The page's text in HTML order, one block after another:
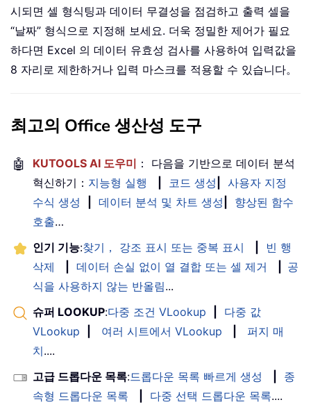
시되면 셀 형식팅과 데이터 무결성을 점검하고 출력 셀을
“날짜” 형식으로 지정해 보세요. 더욱 정밀한 제어가 필요
하다면 Excel 의 데이터 유효성 검사를 사용하여 입력값을
8 자리로 제한하거나 입력 마스크를 적용할 수 있습니다。
최고의 Office 생산성 도구
🤖 KUTOOLS AI 도우미 ： 다음을 기반으로 데이터 분석
혁신하기： 지능형 실행 코드 생성
사용자 지정
수식 생성
데이터 분석 및 차트 생성
향상된 함수
호출…
인기 기능:찾기， 강조 표시 또는 중복 표시
빈 행
삭제
데이터 손실 없이 열 결합 또는 셀 제거
공
식을 사용하지 않는 반올림...
슈퍼 LOOKUP:다중 조건 VLookup
다중 값
VLookup
여러 시트에서 VLookup
퍼지 매
치....
고급 드롭다운 목록:드롭다운 목록 빠르게 생성
종
속형 드롭다운 목록
다중 선택 드롭다운 목록....